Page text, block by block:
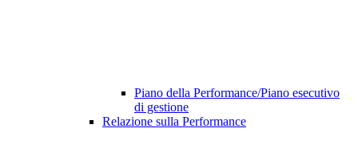
Piano della Performance/Piano esecutivo
di gestione
Relazione sulla Performance